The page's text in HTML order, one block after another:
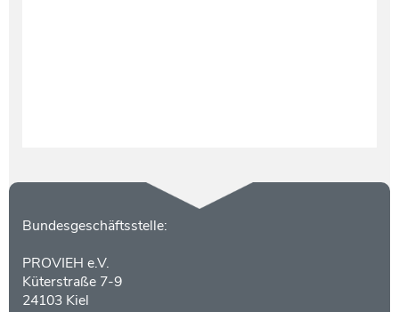
Kontakt
Bundesgeschäftsstelle:
PROVIEH e.V.
Küterstraße 7-9
24103 Kiel